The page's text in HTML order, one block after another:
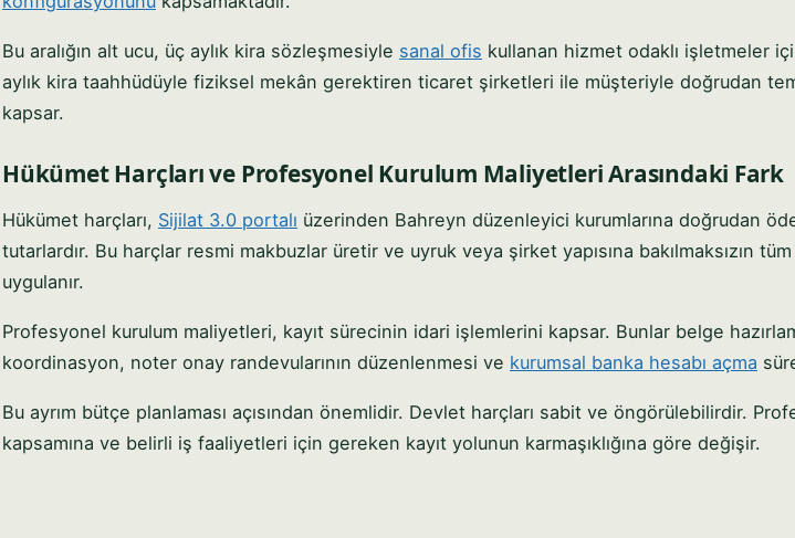
Bu aralığın alt ucu, üç aylık kira sözleşmesiyle sanal ofis kullanan hizmet odaklı işletmeler
aylık kira taahhüdüyle fiziksel mekân gerektiren ticaret şirketleri ile müşteriyle doğrudan
kapsar.
Hükümet Harçları ve Profesyonel Kurulum Maliyetleri Arasındaki Fark
Hükümet harçları, Sijilat 3.0 portalı üzerinden Bahreyn düzenleyici kurumlarına doğrudan
tutarlardır. Bu harçlar resmi makbuzlar üretir ve uyruk veya şirket yapısına bakılmaksızın
uygulanır.
Profesyonel kurulum maliyetleri, kayıt sürecinin idari işlemlerini kapsar. Bunlar belge
koordinasyon, noter onay randevularının düzenlenmesi ve kurumsal banka hesabı açma
Bu ayrım bütçe planlaması açısından önemlidir. Devlet harçları sabit ve öngörülebilirdir.
kapsamına ve belirli iş faaliyetleri için gereken kayıt yolunun karmaşıklığına göre değişir.